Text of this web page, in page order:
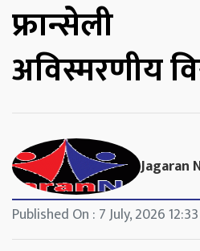
फ्रान्सेली
अविस्मरणीय
Jagaran
Published On : 7 July, 2026